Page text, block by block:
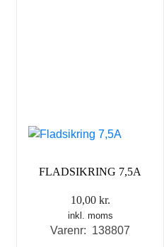
FLADSIKRING 7,5A
10,00 kr.
inkl. moms
Varenr: 138807